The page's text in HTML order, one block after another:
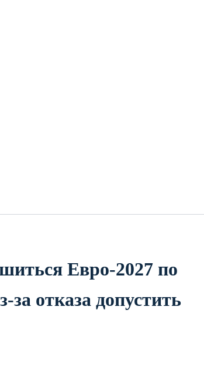
Евро‑2027 по
отказа допустить